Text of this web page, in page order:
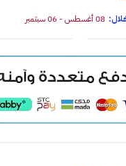
08 أغسطس - 06 سبتمبر